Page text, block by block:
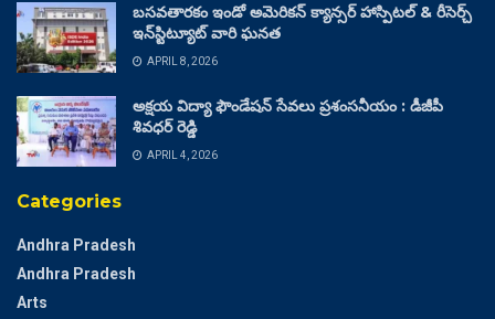
బసవతారకం ఇండో అమెరికన్ క్యాన్సర్ హాస్పిటల్ & రీసెర్చ్
ఇన్‌స్టిట్యూట్ వారి ఘనత
APRIL 8, 2026
అక్షయ విద్యా ఫౌండేషన్ సేవలు ప్రశంసనీయం : డీజీపీ
శివధర్ రెడ్డి
APRIL 4, 2026
Categories
Andhra Pradesh
Andhra Pradesh
Arts